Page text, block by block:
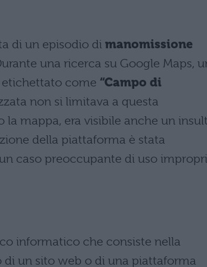
di un episodio di manomissione
una ricerca su Google Maps,
etichettato come “Campo di
non si limitava a questa
mappa, era visibile anche un
della piattaforma è stata
caso preoccupante di uso
informatico che consiste nella
di un sito web o di una piattaforma